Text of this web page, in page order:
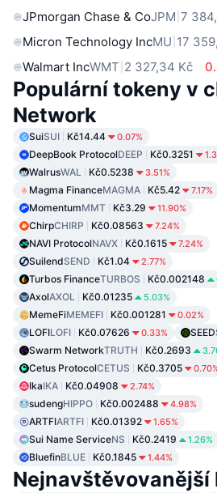
JPmorgan Chase & CoJPM 7
Micron Technology IncMU 17
Walmart IncWMT 2 327,34 Kč
Populární tokeny v
Network
SuiSUI Kč14.44 0.07%
DeepBook ProtocolDEEP Kč0.3251
WalrusWAL Kč0.5238 3.51%
Magma FinanceMAGMA Kč5.42 7.17%
MomentumMMT Kč3.29 11.90%
ChirpCHIRP Kč0.08563 7.24%
NAVI ProtocolNAVX Kč0.1615 7.24%
SuilendSEND Kč1.04 2.77%
Turbos FinanceTURBOS Kč0.002148
AxolAXOL Kč0.01235 5.03%
MemeFiMEMEFI Kč0.001281 0.02%
LOFILOFI Kč0.07626 0.33% SEED
Swarm NetworkTRUTH Kč0.2693
Cetus ProtocolCETUS Kč0.3705
IkaIKA Kč0.04908 2.74%
sudengHIPPO Kč0.002488 4.98%
ARTFIARTFI Kč0.01392 1.65%
Sui Name ServiceNS Kč0.2419 1.26%
BluefinBLUE Kč0.1845 1.44%